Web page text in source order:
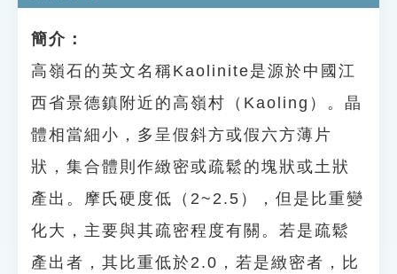
遊戲專區
貓頭鷹博士
簡介：
高嶺石的英文名稱Kaolinite是源於中國江
西省景德鎮附近的高嶺村（Kaoling）。晶
體相當細小，多呈假斜方或假六方薄片
狀，集合體則作緻密或疏鬆的塊狀或土狀
產出。摩氏硬度低（2~2.5），但是比重變
化大，主要與其疏密程度有關。若是疏鬆
產出者，其比重低於2.0，若是緻密者，比